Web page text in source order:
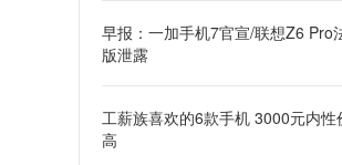
早报：一加手机7官宣/联想Z6 Pro
版泄露
工薪族喜欢的6款手机 3000元内性
高